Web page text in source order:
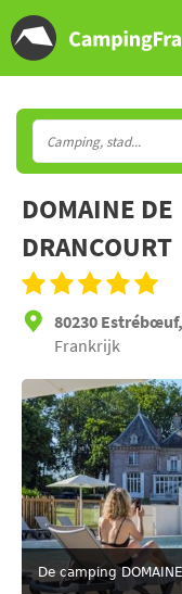
DOMAINE DE
DRANCOURT
80230 Estrébœuf,
Frankrijk
De camping